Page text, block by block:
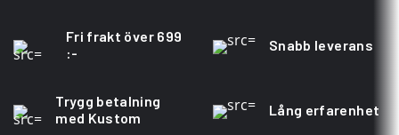
Fri frakt över 699
:-
Snabb leverans
Trygg betalning
med Kustom
Lång erfarenhet